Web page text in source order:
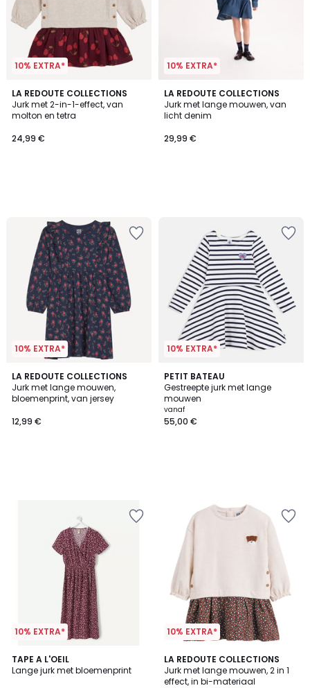
10% EXTRA*
LA REDOUTE COLLECTIONS
Jurk met 2-in-1-effect, van
molton en tetra
24,99 €
10% EXTRA*
LA REDOUTE COLLECTIONS
Jurk met lange mouwen, van
licht denim
29,99 €
10% EXTRA*
LA REDOUTE COLLECTIONS
Jurk met lange mouwen,
bloemenprint, van jersey
12,99 €
10% EXTRA*
PETIT BATEAU
Gestreepte jurk met lange
mouwen
vanaf
55,00 €
10% EXTRA*
TAPE A L'OEIL
Lange jurk met bloemenprint
10% EXTRA*
LA REDOUTE COLLECTIONS
Jurk met lange mouwen, 2 in 1
effect, in bi-materiaal
4,7
/ 5